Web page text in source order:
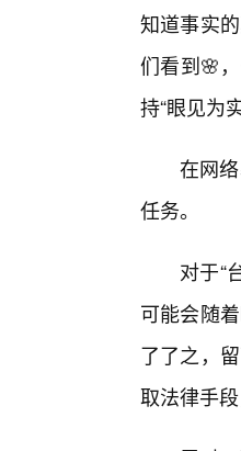
知道事实
们看到🌸
持“眼见为
在网
任务。
对于“
可能会随
了了之，
取法律手